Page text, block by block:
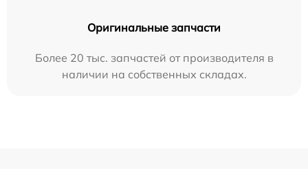
Оригинальные запчасти
Более 20 тыс. запчастей от производителя в
наличии на собственных складах.